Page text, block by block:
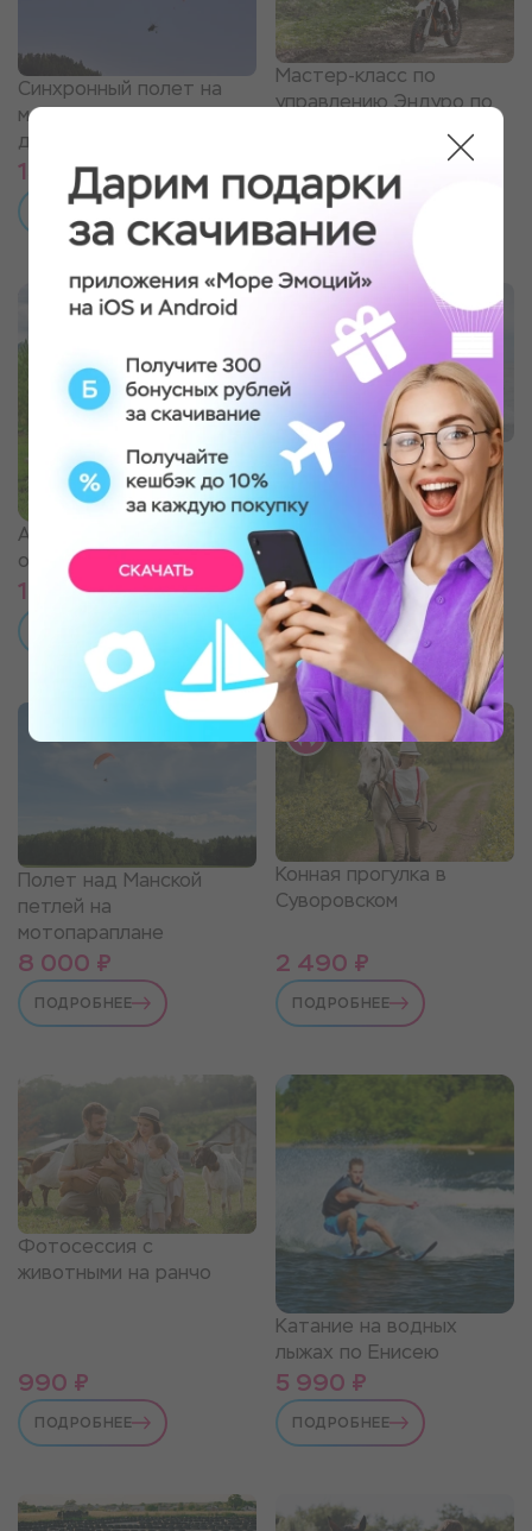
Синхронный полет на
мотопараплане для
двоих
13 000 ₽
ПОДРОБНЕЕ
Мастер-класс по
управлению Эндуро по
Торгашинскому хребту
2 490 ₽
ПОДРОБНЕЕ
Аренда беседки для
отдыха
1 590 ₽
ПОДРОБНЕЕ
Катание на гидроцикле
1 990 ₽
ПОДРОБНЕЕ
Полет над Манской
петлей на
мотопараплане
8 000 ₽
ПОДРОБНЕЕ
Конная прогулка в
Суворовском
2 490 ₽
ПОДРОБНЕЕ
Фотосессия с
животными на ранчо
990 ₽
ПОДРОБНЕЕ
Катание на водных
лыжах по Енисею
5 990 ₽
ПОДРОБНЕЕ